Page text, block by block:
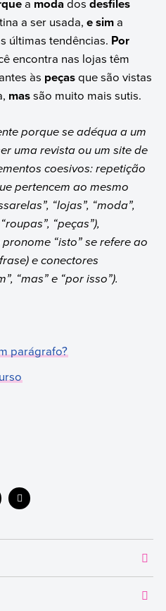
a moda dosdesfiles
a ser usada,e sima
últimas tendências. Por
encontra nas lojas têm
às peçasque são vistas
massão muito mais sutis.
porque se adéqua a um
uma revista ou um site de
coesivos: repetição
pertencem ao mesmo
“lojas”, “moda”,
“peças”),
“isto” se refere ao
e conectores
“mas” e “por isso”).
parágrafo?
são respaldadas por